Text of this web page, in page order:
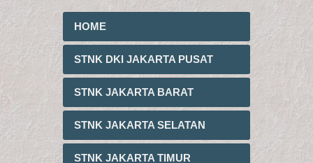
HOME
STNK DKI JAKARTA PUSAT
STNK JAKARTA BARAT
STNK JAKARTA SELATAN
STNK JAKARTA TIMUR